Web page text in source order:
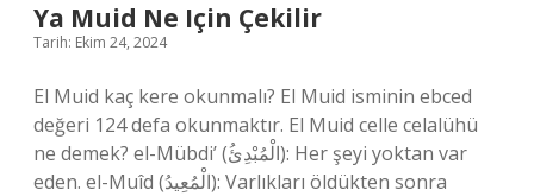
Ya Muid Ne Için Çekilir
Tarih: Ekim 24, 2024
El Muid kaç kere okunmalı? El Muid isminin ebced
değeri 124 defa okunmaktır. El Muid celle celalühü
ne demek? el-Mübdi’ (الْمُبْدِئُ): Her şeyi yoktan var
eden. el-Muîd (الْمُعِيدُ): Varlıkları öldükten sonra